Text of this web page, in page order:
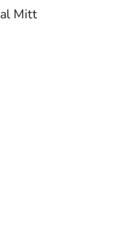
Mitt